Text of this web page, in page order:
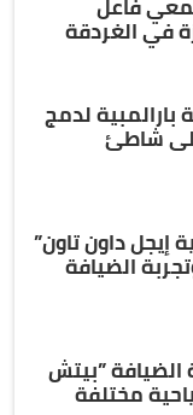
في الغردقة
لدمج
شاطئ
داون تاون”
الضيافة
الضيافة ”بيتش
مختلفة